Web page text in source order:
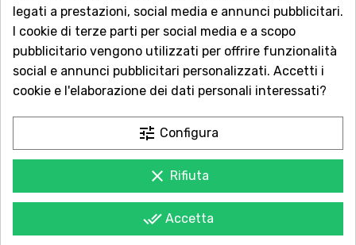
QUANTITÀ
AGGIUNGI AL CARRELLO
Acquista in totale sicurezza
Dal 1957 a Catania. Clicca e leggi le oltre
1.000 recensioni dei nostri clienti.
legati a prestazioni, social media e annunci pubblicitari.
I cookie di terze parti per social media e a scopo
pubblicitario vengono utilizzati per offrire funzionalità
social e annunci pubblicitari personalizzati. Accetti i
cookie e l'elaborazione dei dati personali interessati?
tune Configura
clear Rifiuta
done_all Accetta